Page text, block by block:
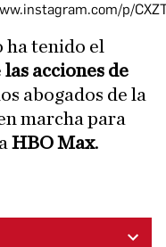
p/
ha tenido el
las acciones de
abogados de la
marcha para
HBO Max.